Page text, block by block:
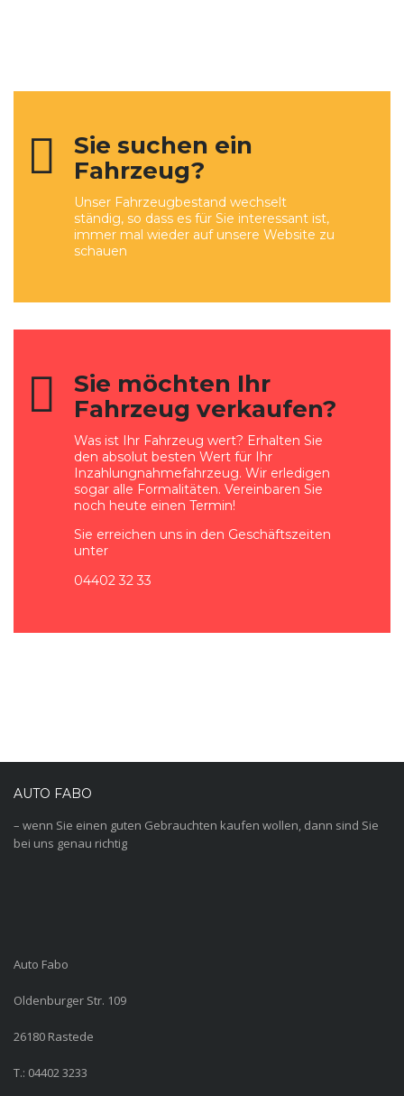
Sie suchen ein
Fahrzeug?
Unser Fahrzeugbestand wechselt
ständig, so dass es für Sie interessant ist,
immer mal wieder auf unsere Website zu
schauen
Sie möchten Ihr
Fahrzeug verkaufen?
Was ist Ihr Fahrzeug wert? Erhalten Sie
den absolut besten Wert für Ihr
Inzahlungnahmefahrzeug. Wir erledigen
sogar alle Formalitäten. Vereinbaren Sie
noch heute einen Termin!
Sie erreichen uns in den Geschäftszeiten
unter
04402 32 33
AUTO FABO
– wenn Sie einen guten Gebrauchten kaufen wollen, dann sind Sie
bei uns genau richtig
Auto Fabo
Oldenburger Str. 109
26180 Rastede
T.: 04402 3233